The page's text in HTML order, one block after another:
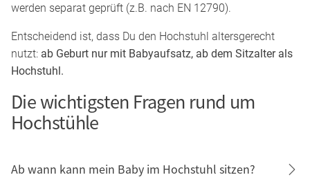
werden separat geprüft (z.B. nach EN 12790).
Entscheidend ist, dass Du den Hochstuhl altersgerecht
nutzt: ab Geburt nur mit Babyaufsatz, ab dem Sitzalter als
Hochstuhl.
Die wichtigsten Fragen rund um
Hochstühle
Ab wann kann mein Baby im Hochstuhl sitzen?